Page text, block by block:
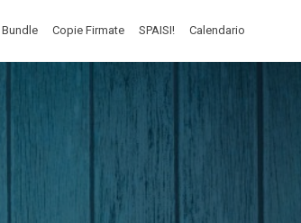
Bundle Copie Firmate SPAISI! Calendario